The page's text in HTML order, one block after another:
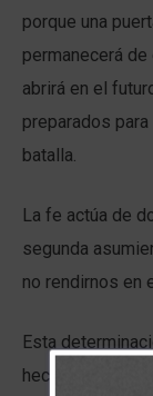
porque una
permanecerá
abrirá en el
preparados
batalla.
La fe actúa de
segunda
no rendirnos en
Esta
hecho de hacer